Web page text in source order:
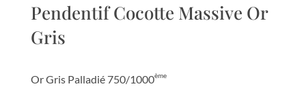
Pendentif Cocotte Massive Or
Gris
Or Gris Palladié 750/1000ème